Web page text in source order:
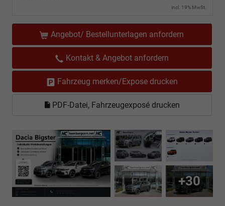
incl. 19% MwSt.
Angebot/ Bestellunterlagen anfordern
Kontakt & Angebot anfordern
Fahrzeug merken/Expose drucken
PDF-Datei, Fahrzeugexposé drucken
+30